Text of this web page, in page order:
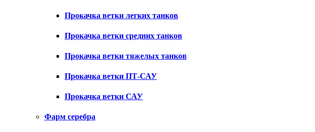
Прокачка ветки легких танков
Прокачка ветки средних танков
Прокачка ветки тяжелых танков
Прокачка ветки ПТ-САУ
Прокачка ветки САУ
Фарм серебра